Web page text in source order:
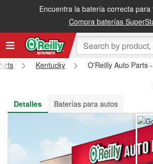
Encuentra la batería correcta para
Compra baterías
Recibe tu orden gratis al día siguiente o
Kentucky
O'Reilly Auto Parts
Detalles
Baterías para autos